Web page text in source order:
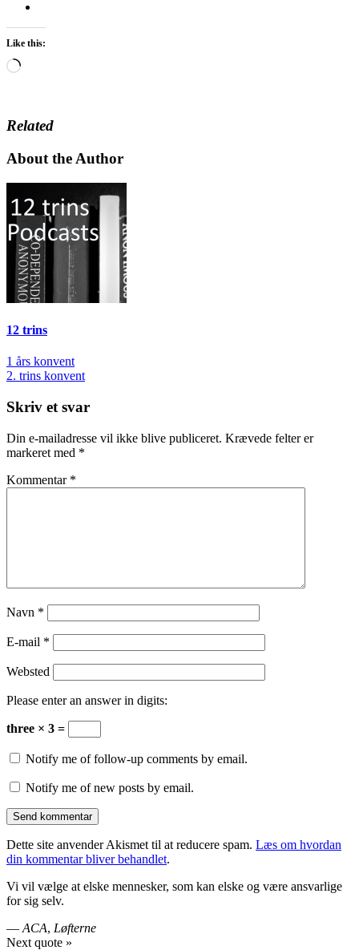
Like this:
Loading…
Related
About the Author
12 trins
Indlægsnavigation
1 års konvent
2. trins konvent
Skriv et svar
Din e-mailadresse vil ikke blive publiceret. Krævede felter er
markeret med *
Kommentar *
Navn *
E-mail *
Websted
Please enter an answer in digits:
three × 3 =
Notify me of follow-up comments by email.
Notify me of new posts by email.
Dette site anvender Akismet til at reducere spam. Læs om hvordan
din kommentar bliver behandlet.
Vi vil vælge at elske mennesker, som kan elske og være ansvarlige
for sig selv.
— ACA, Løfterne
Next quote »